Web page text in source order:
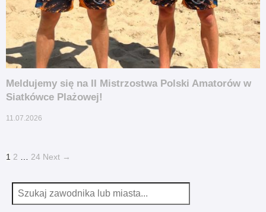
Meldujemy się na II Mistrzostwa Polski Amatorów w
Siatkówce Plażowej!
11.07.2026
1 2 … 24 Next →